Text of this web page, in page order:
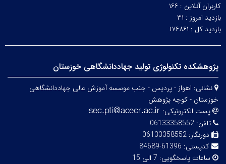
کاربران آنلاین : ۱۶۶
بازدید امروز : ۳۱
بازدید کل : ۱۷۶۸۶۱
پژوهشکده تکنولوژی تولید جهاددانشگاهی خوزستان
نشانی: اهواز - پردیس - جنب موسسه آموزش عالی جهاددانشگاهی
خوزستان - کوچه پژوهش
پست الکترونیکی:
تلفن: 06133358552
دورنگار: 06133358552
کدپستی: 61396-84689
ساعات پاسخگویی: 7 الی 15